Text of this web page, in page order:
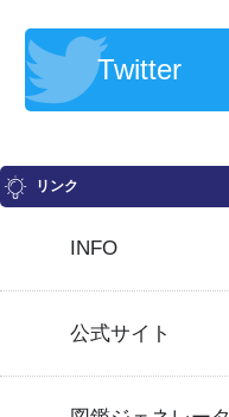
Twitter
リンク
INFO
公式サイト